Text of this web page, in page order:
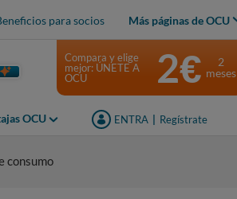
para socios Más páginas de OCU
OCU ENTRA Regístrate
Compara y elige
mejor: ÚNETE A
OCU
2€
2
meses
consumo